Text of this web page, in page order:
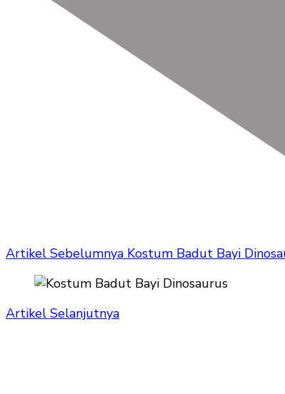
Artikel Sebelumnya Kostum Badut Bayi
Artikel Selanjutnya